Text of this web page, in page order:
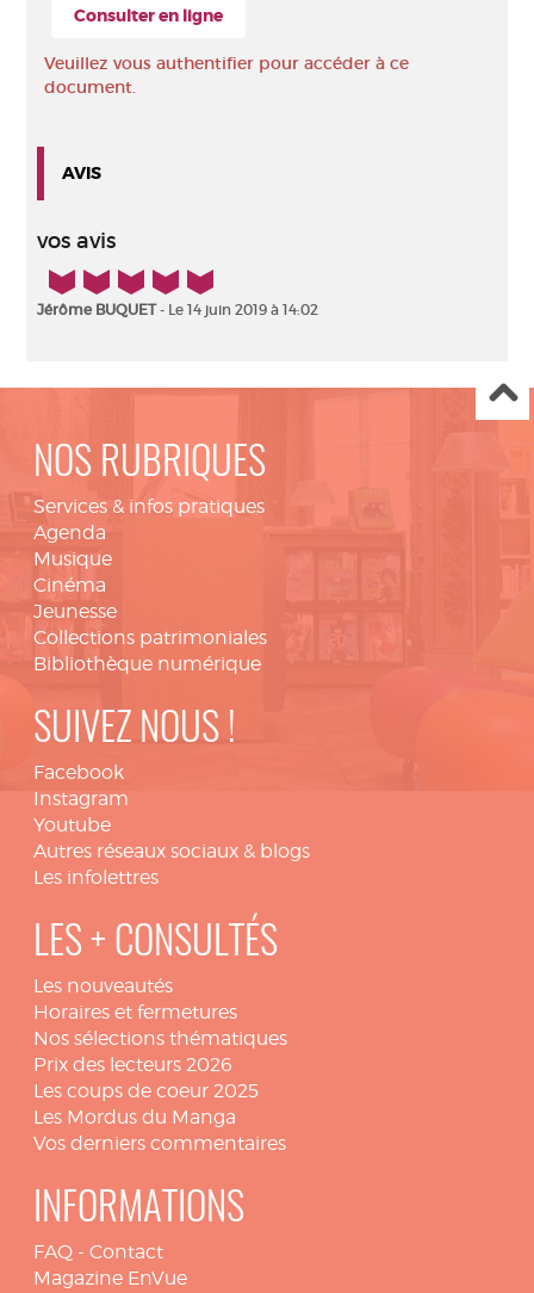
Consulter en ligne
Veuillez vous authentifier pour accéder à ce
document.
AVIS
vos avis
5/5
Jérôme BUQUET- Le 14 juin 2019 à 14:02
NOS RUBRIQUES
Services & infos pratiques
Agenda
Musique
Cinéma
Jeunesse
Collections patrimoniales
Bibliothèque numérique
SUIVEZ NOUS !
Facebook
Instagram
Youtube
Autres réseaux sociaux & blogs
Les infolettres
LES + CONSULTÉS
Les nouveautés
Horaires et fermetures
Nos sélections thématiques
Prix des lecteurs 2026
Les coups de coeur 2025
Les Mordus du Manga
Vos derniers commentaires
INFORMATIONS
FAQ - Contact
Magazine EnVue